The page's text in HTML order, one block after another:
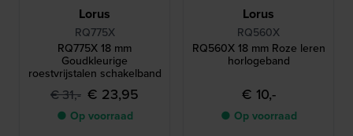
Lorus
RQ775X
RQ775X 18 mm
Goudkleurige
roestvrijstalen schakelband
€ 31,- € 23,95
● Op voorraad
Lorus
RQ560X
RQ560X 18 mm Roze leren
horlogeband
€ 10,-
● Op voorraad